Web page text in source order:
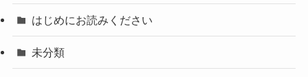
はじめにお読みください
未分類